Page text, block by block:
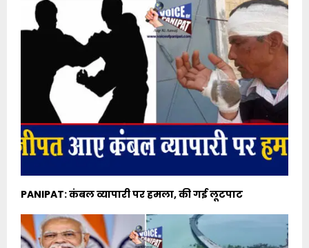
PANIPAT: कंबल व्यापारी पर हमला, की गई लूटपाट